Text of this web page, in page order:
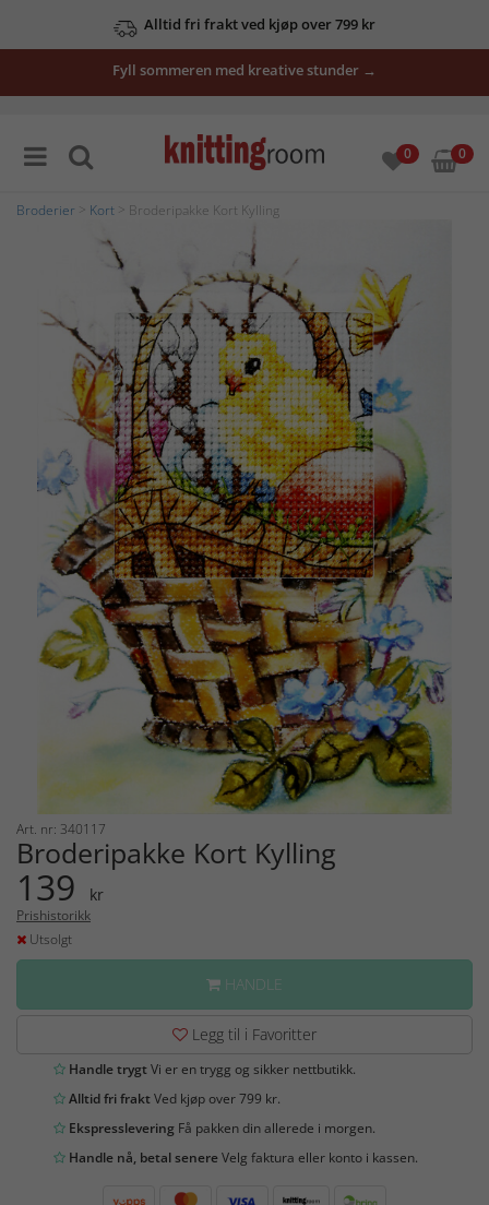
Alltid fri frakt ved kjøp over 799 kr
Fyll sommeren med kreative stunder →
0 0
Broderier Kort > Broderipakke Kort Kylling
Art. nr: 340117
Broderipakke Kort Kylling
139 kr
Prishistorikk
Utsolgt
HANDLE
Legg til i Favoritter
Handle trygtVi er en trygg og sikker nettbutikk.
Alltid fri fraktVed kjøp over 799 kr.
Ekspresslevering Få pakken din allerede i morgen.
Handle nå, betal senereVelg faktura eller konto i kassen.